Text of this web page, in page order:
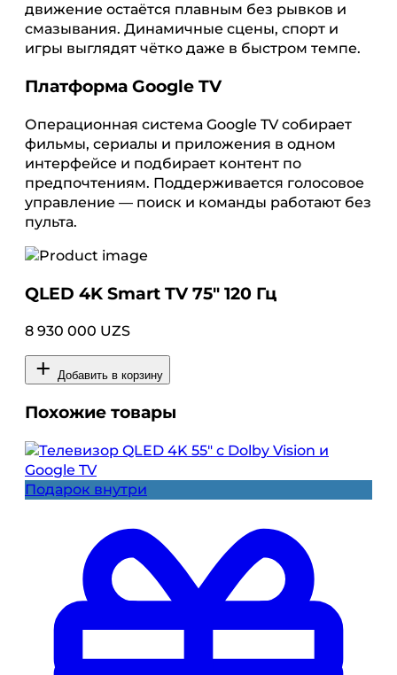
движение остаётся плавным без рывков и
смазывания. Динамичные сцены, спорт и
игры выглядят чётко даже в быстром темпе.
Платформа Google TV
Операционная система Google TV собирает
фильмы, сериалы и приложения в одном
интерфейсе и подбирает контент по
предпочтениям. Поддерживается голосовое
управление — поиск и команды работают без
пульта.
QLED 4K Smart TV 75″ 120 Гц
8 930 000 UZS
Добавить в корзину
Похожие товары
Подарок внутри